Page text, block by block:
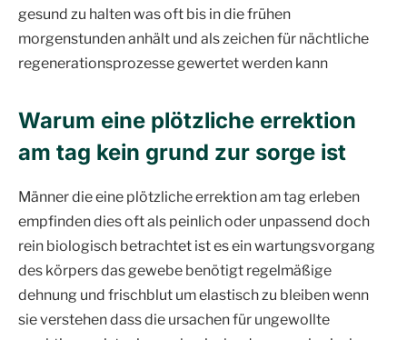
gesund zu halten was oft bis in die frühen
morgenstunden anhält und als zeichen für nächtliche
regenerationsprozesse gewertet werden kann
Warum eine plötzliche errektion
am tag kein grund zur sorge ist
Männer die eine plötzliche errektion am tag erleben
empfinden dies oft als peinlich oder unpassend doch
rein biologisch betrachtet ist es ein wartungsvorgang
des körpers das gewebe benötigt regelmäßige
dehnung und frischblut um elastisch zu bleiben wenn
sie verstehen dass die ursachen für ungewollte